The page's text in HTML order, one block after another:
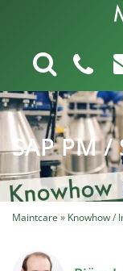
SAP PM /
Maintcare » Knowhow/